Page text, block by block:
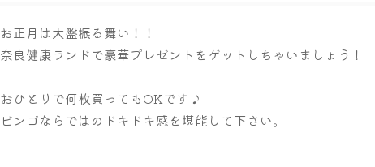
お正月は大盤振る舞い！！
奈良健康ランドで豪華プレゼントをゲットしちゃいましょう！
おひとりで何枚買ってもOKです♪
ビンゴならではのドキドキ感を堪能して下さい。